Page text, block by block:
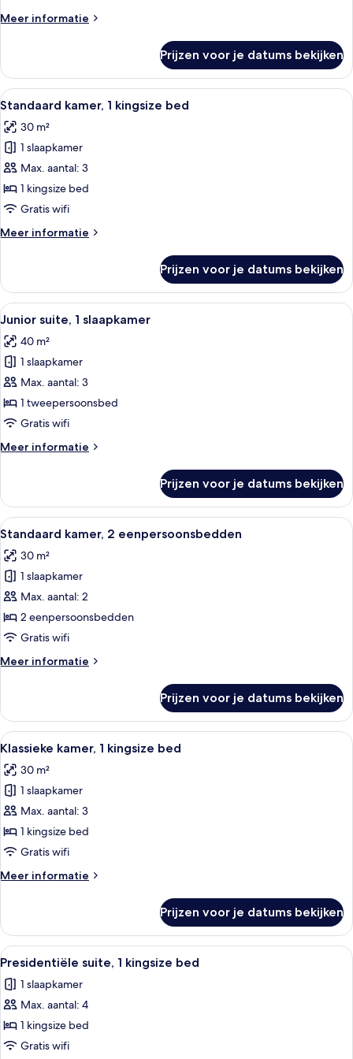
laden
Meer informatie
Meer
suite,
kingsize
Prijzen voor je datums bekijken
Alle
foto's
voor
Standaard
kamer,
1
kingsize
laden
Een moderne hotelkamer met een
11
Standaard kamer, 1 kingsize bed
30 m²
1 slaapkamer
Max. aantal: 3
1 kingsize bed
Gratis wifi
Meer informatie
Meer
kamer,
kingsize
Prijzen voor je datums bekijken
Alle
foto's
voor
Junior
suite,
1
slaapkamer
Een moderne hotelkamer met een
12
Junior suite, 1 slaapkamer
40 m²
1 slaapkamer
Max. aantal: 3
1 tweepersoonsbed
Gratis wifi
Meer informatie
Meer
suite,
slaapkamer
Prijzen voor je datums bekijken
Alle
foto's
voor
Standaard
kamer,
2
eenpersoonsbedden
Hotelkamer met twee bedden, een
9
Standaard kamer, 2 eenpersoonsbedden
30 m²
1 slaapkamer
Max. aantal: 2
2 eenpersoonsbedden
Gratis wifi
Meer informatie
Meer
kamer,
eenpersoonsbedden
Prijzen voor je datums bekijken
Alle
foto's
voor
Klassieke
kamer,
1
kingsize
laden
Een moderne hotelkamer met een
7
Klassieke kamer, 1 kingsize bed
30 m²
1 slaapkamer
Max. aantal: 3
1 kingsize bed
Gratis wifi
Meer informatie
Meer
kamer,
kingsize
Prijzen voor je datums bekijken
Alle
foto's
voor
Presidentiële
suite,
1
Een moderne hotelkamer met een
10
Presidentiële suite, 1 kingsize bed
1 slaapkamer
Max. aantal: 4
1 kingsize bed
Gratis wifi